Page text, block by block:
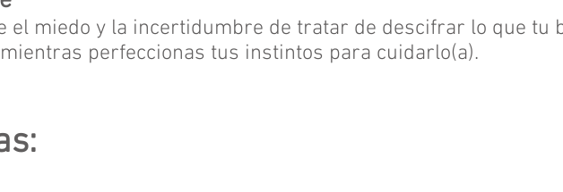
el miedo y la incertidumbre de tratar de descifrar lo que tu
perfeccionas tus instintos para cuidarlo(a).